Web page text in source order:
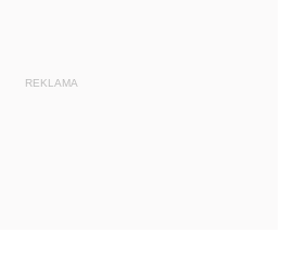
REKLAMA